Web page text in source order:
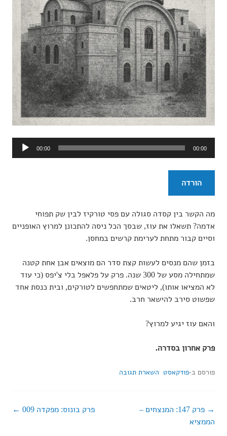
אודיו
00:00 00:00
הורדה
מה הקשר בין קסדה סגולה עם פסי טורקיז לבין שק תפוחי
אדמה? תשאלו את עוז, שבסך הכל ניסה להתכונן למרוץ האופניים
וסיים קבור מתחת לערימת קרשים במחסן.
בזמן שהם מנסים לעשות קצת סדר הם מוצאים אבן אחת קטנה
שמתחילה מסע של 300 שנה. פרק על פלאפל בלי צ'יפס (כי עוד
לא המציאו אותו), ליטאים שמתחפשים לטורקים, ובית כנסת אחד
שפשוט סירב להישאר חרב.
והאם עוז יגיע למרוץ?
פרק אחרון בסדרה.
פורסם ב-פודקאסט השארת תגובה
ניווט
פרק 147: המנצחים –
הממציא
פרק בונוס: מפקדה 009